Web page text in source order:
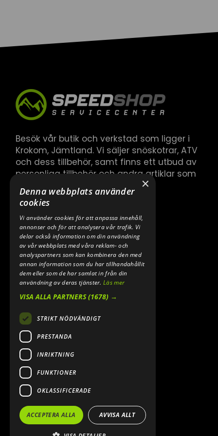
Besök vår butik och verkstad som ligger i
Krokom, Jämtland. Vi säljer snöskotrar, ATV
och dess tillbehör, samt finns ett utbud av
personliga tillbehör och andra artiklar som
hör till.
×
Denna webbplats använder
cookies
Vi använder cookies för att anpassa innehåll,
annonser och för att analysera vår trafik. Vi
delar också information om din användning
av vår webbplats med våra reklam- och
analyspartners som kan kombinera den med
annan information som du har tillhandahållit
dem eller som de har samlat in från din
användning av deras tjänster.Läs mer
VISA ALLA PARTNERS(1678) →
STRIKT NÖDVÄNDIGT
PRESTANDA
INRIKTNING
FUNKTIONER
OKLASSIFICERADE
ACCEPTERA ALLA AVVISA ALLT